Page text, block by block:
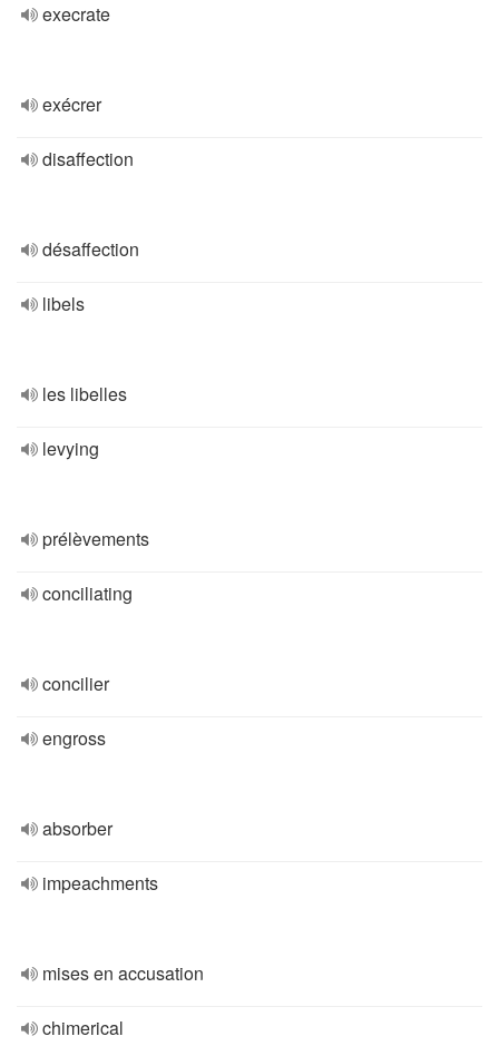
execrate
exécrer
disaffection
désaffection
libels
les libelles
levying
prélèvements
conciliating
concilier
engross
absorber
impeachments
mises en accusation
chimerical